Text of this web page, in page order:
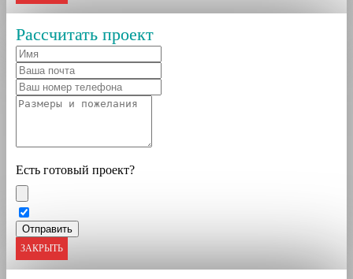
Рассчитать проект
Есть готовый проект?
ЗАКРЫТЬ